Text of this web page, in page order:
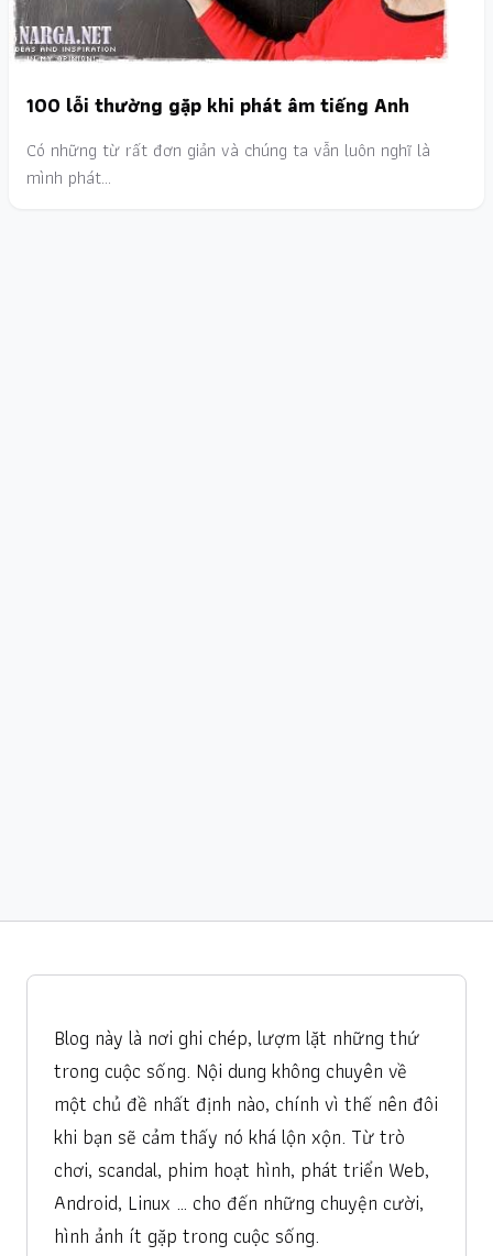
100 lỗi thường gặp khi phát âm tiếng Anh
Có những từ rất đơn giản và chúng ta vẫn luôn nghĩ là
mình phát…
Blog này là nơi ghi chép, lượm lặt những thứ
trong cuộc sống. Nội dung không chuyên về
một chủ đề nhất định nào, chính vì thế nên đôi
khi bạn sẽ cảm thấy nó khá lộn xộn. Từ trò
chơi, scandal, phim hoạt hình, phát triển Web,
Android, Linux … cho đến những chuyện cười,
hình ảnh ít gặp trong cuộc sống.